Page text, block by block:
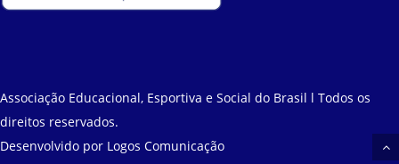
Associação Educacional, Esportiva e Social do Brasil l Todos os
direitos reservados.
Desenvolvido por Logos Comunicação